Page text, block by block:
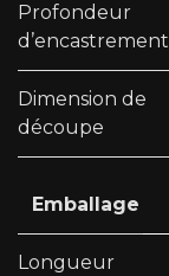
Profondeur
d’encastrement
Dimension de
découpe
Emballage
Longueur